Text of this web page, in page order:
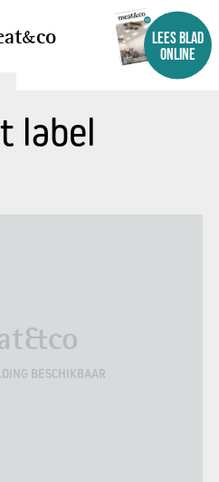
co
LEES BLAD
ONLINE
label
BESCHIKBAAR